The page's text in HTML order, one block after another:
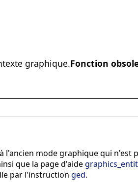
graphique.Fonction
l'ancien mode graphique qui n'est
que la page d'aide
par l'instruction ged.